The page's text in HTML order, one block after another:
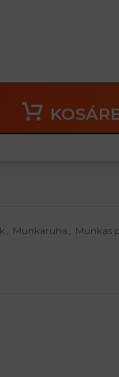
, Munkaruha , Munkas